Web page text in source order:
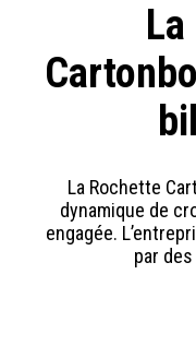
La Rochette
dynamique de
engagée.
par